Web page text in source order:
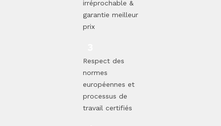
irréprochable &
garantie meilleur
prix
Respect des
normes
européennes et
processus de
travail certifiés